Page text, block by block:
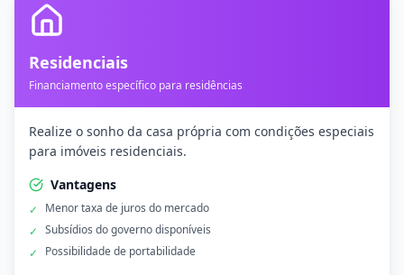
Residenciais
Financiamento específico para residências
Realize o sonho da casa própria com condições especiais
para imóveis residenciais.
Vantagens
✓
Menor taxa de juros do mercado
✓ Subsídios do governo disponíveis
✓
Possibilidade de portabilidade